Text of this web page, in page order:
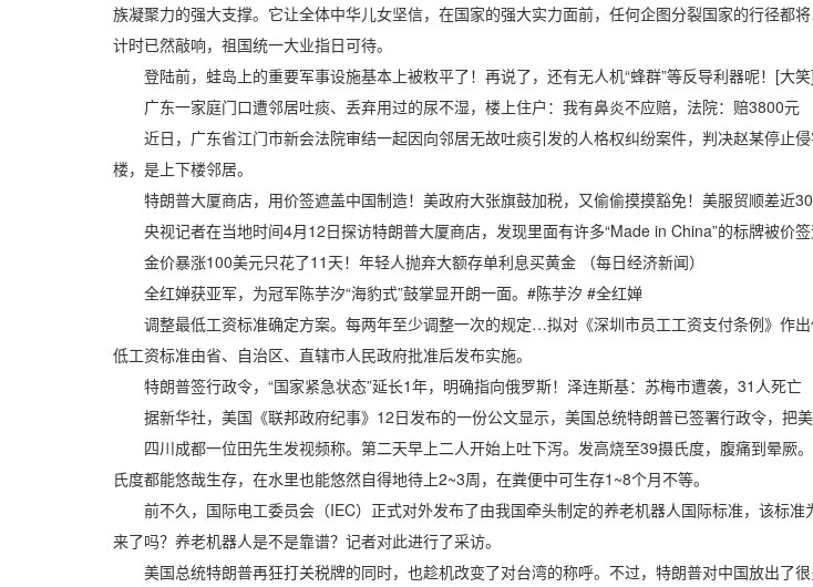
族凝聚力的强大支撑。它让全体中华儿女坚信，在国家的强大实力面前，任何企图分裂国家的行径都
计时已然敲响，祖国统一大业指日可待。
登陆前，蛙岛上的重要军事设施基本上被敉平了！再说了，还有无人机“蜂群”等反导利器呢！[大笑]
广东一家庭门口遭邻居吐痰、丢弃用过的尿不湿，楼上住户：我有鼻炎不应赔，法院：赔3800元
近日，广东省江门市新会法院审结一起因向邻居无故吐痰引发的人格权纠纷案件，判决赵某停止
楼，是上下楼邻居。
特朗普大厦商店，用价签遮盖中国制造！美政府大张旗鼓加税，又偷偷摸摸豁免！美服贸顺差近
央视记者在当地时间4月12日探访特朗普大厦商店，发现里面有许多“Made in China”的标牌被价签
金价暴涨100美元只花了11天！年轻人抛弃大额存单利息买黄金 （每日经济新闻）
全红婵获亚军，为冠军陈芋汐“海豹式”鼓掌显开朗一面。#陈芋汐 #全红婵
调整最低工资标准确定方案。每两年至少调整一次的规定…拟对《深圳市员工工资支付条例》作
低工资标准由省、自治区、直辖市人民政府批准后发布实施。
特朗普签行政令，“国家紧急状态”延长1年，明确指向俄罗斯！泽连斯基：苏梅市遭袭，31人死亡
据新华社，美国《联邦政府纪事》12日发布的一份公文显示，美国总统特朗普已签署行政令，把
四川成都一位田先生发视频称。第二天早上二人开始上吐下泻。发高烧至39摄氏度，腹痛到晕厥
氏度都能悠哉生存，在水里也能悠然自得地待上2~3周，在粪便中可生存1~8个月不等。
前不久，国际电工委员会（IEC）正式对外发布了由我国牵头制定的养老机器人国际标准，该标
来了吗？养老机器人是不是靠谱？记者对此进行了采访。
美国总统特朗普再狂打关税牌的同时，也趁机改变了对台湾的称呼。不过，特朗普对中国放出了很